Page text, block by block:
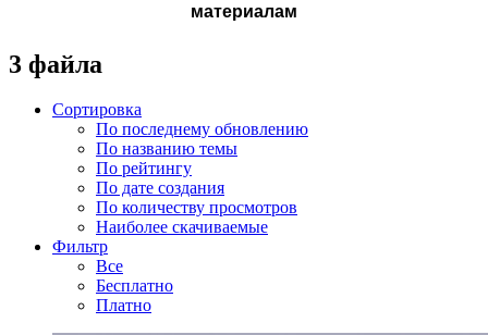
материалам
3 файла
Сортировка
По последнему обновлению
По названию темы
По рейтингу
По дате создания
По количеству просмотров
Наиболее скачиваемые
Фильтр
Все
Бесплатно
Платно